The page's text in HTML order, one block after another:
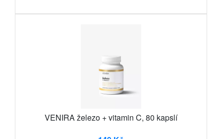
VENIRA železo + vitamin C, 80 kapslí